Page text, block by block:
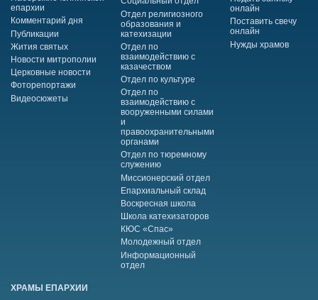
епархии
Комментарий дня
Публикации
Жития святых
Новости митрополии
Церковные новости
Фоторепортажи
Видеосюжеты
Отдел религиозного
образования и
катехизации
Отдел по
взаимодействию с
казачеством
Отдел по культуре
Отдел по
взаимодействию с
вооруженными силами
и
правоохранительными
органами
Отдел по тюремному
служению
Миссионерский отдел
Епархиальный склад
Воскресная школа
Школа катехизаторов
КЮС «Спас»
Молодежный отдел
Информационный
отдел
онлайн
Поставить свечу
онлайн
Нужды храмов
ХРАМЫ ЕПАРХИИ